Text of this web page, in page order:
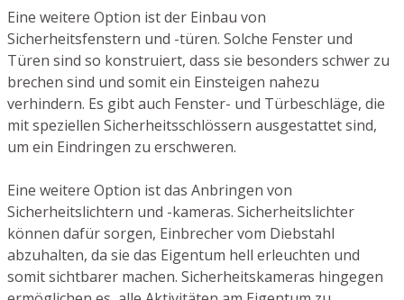
Eine weitere Option ist der Einbau von
Sicherheitsfenstern und -türen. Solche Fenster und
Türen sind so konstruiert, dass sie besonders schwer zu
brechen sind und somit ein Einsteigen nahezu
verhindern. Es gibt auch Fenster- und Türbeschläge, die
mit speziellen Sicherheitsschlössern ausgestattet sind,
um ein Eindringen zu erschweren.
Eine weitere Option ist das Anbringen von
Sicherheitslichtern und -kameras. Sicherheitslichter
können dafür sorgen, Einbrecher vom Diebstahl
abzuhalten, da sie das Eigentum hell erleuchten und
somit sichtbarer machen. Sicherheitskameras hingegen